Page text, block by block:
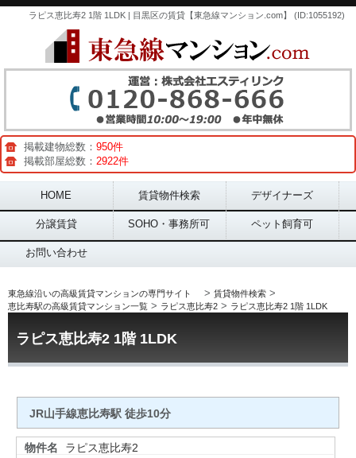
ラピス恵比寿2 1階 1LDK | 目黒区の賃貸【東急線マンション.com】 (ID:1055192)
掲載建物総数： 950件
掲載部屋総数： 2922件
Main menu
HOME 賃貸物件検索 デザイナーズ
分譲賃貸 SOHO・事務所可 ペット飼育可
お問い合わせ
東急線沿いの高級賃貸マンションの専門サイト > 賃貸物件検索 >
恵比寿駅の高級賃貸マンション一覧 > ラピス恵比寿2 > ラピス恵比寿2 1階 1LDK
ラピス恵比寿2 1階 1LDK
JR山手線恵比寿駅 徒歩10分
物件名
ラピス恵比寿2